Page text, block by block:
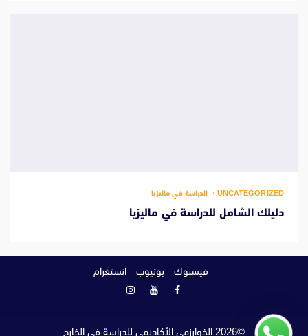
UNCATEGORIZED الدراسة في ماليزيا
دليلك الشامل للدراسة في ماليزيا
فيسبوك يوتيوب انستغرام
فيسبوكيوتيوبانستغرام
©
2026 الخوارزمي الأكاديمي للدراسة في الخارج